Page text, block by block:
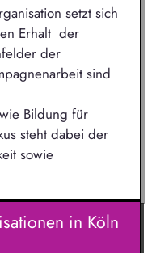
setzt sich
Erhalt der
der
sind
Bildung für
steht dabei der
sowie
in Köln